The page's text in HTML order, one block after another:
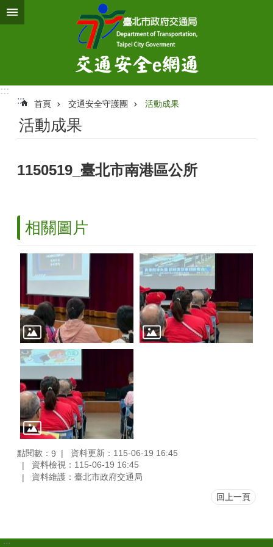
跳到主要內容區塊
:::
:::
首頁 交通安全守護團 活動成果
活動成果
1150519_臺北市南港區公所
相關圖片
點閱數： 9
資料更新：115-06-19 16:45
資料檢視：115-06-19 16:45
資料維護：臺北市政府交通局
回上一頁